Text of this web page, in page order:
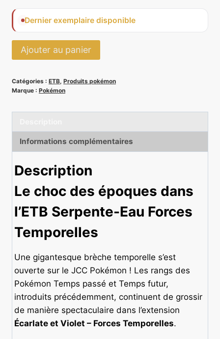
Dernier exemplaire disponible
quantité
de
Serpente-
Forces
Pokémon
EV05
[BLISTER
ABIMÉ]
Ajouter au panier
Catégories : ETB, Produits pokémon
Marque : Pokémon
Informations complémentaires
Description
Le choc des époques dans
l’ETB Serpente-Eau Forces
Temporelles
Une gigantesque brèche temporelle s’est
ouverte sur le JCC Pokémon ! Les rangs des
Pokémon Temps passé et Temps futur,
introduits précédemment, continuent de grossir
de manière spectaculaire dans l’extension
Écarlate et Violet – Forces Temporelles.